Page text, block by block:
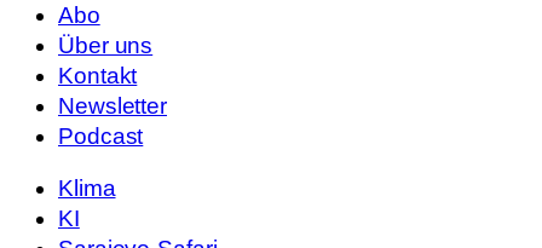
Abo
Über uns
Kontakt
Newsletter
Podcast
Klima
KI